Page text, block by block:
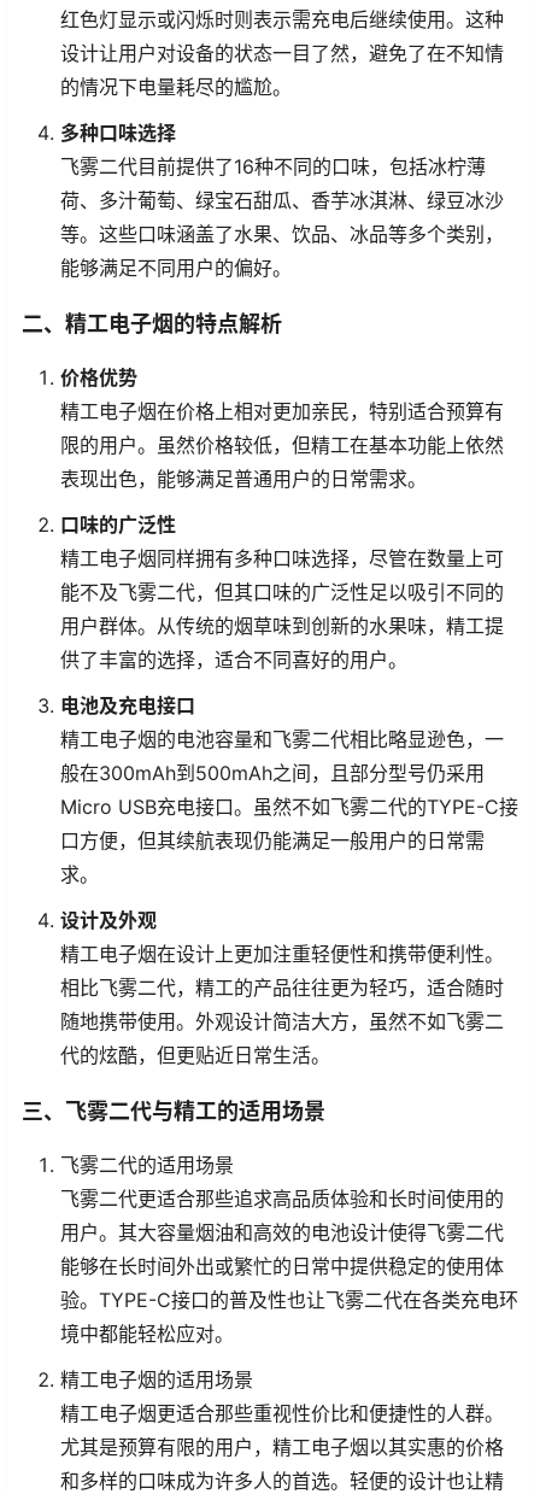
红色灯显示或闪烁时则表示需充电后继续使用。这种
设计让用户对设备的状态一目了然，避免了在不知情
的情况下电量耗尽的尴尬。
多种口味选择
飞雾二代目前提供了16种不同的口味，包括冰柠薄
荷、多汁葡萄、绿宝石甜瓜、香芋冰淇淋、绿豆冰沙
等。这些口味涵盖了水果、饮品、冰品等多个类别，
能够满足不同用户的偏好。
二、精工电子烟的特点解析
价格优势
精工电子烟在价格上相对更加亲民，特别适合预算有
限的用户。虽然价格较低，但精工在基本功能上依然
表现出色，能够满足普通用户的日常需求。
口味的广泛性
精工电子烟同样拥有多种口味选择，尽管在数量上可
能不及飞雾二代，但其口味的广泛性足以吸引不同的
用户群体。从传统的烟草味到创新的水果味，精工提
供了丰富的选择，适合不同喜好的用户。
电池及充电接口
精工电子烟的电池容量和飞雾二代相比略显逊色，一
般在300mAh到500mAh之间，且部分型号仍采用
Micro USB充电接口。虽然不如飞雾二代的TYPE-C接
口方便，但其续航表现仍能满足一般用户的日常需
求。
设计及外观
精工电子烟在设计上更加注重轻便性和携带便利性。
相比飞雾二代，精工的产品往往更为轻巧，适合随时
随地携带使用。外观设计简洁大方，虽然不如飞雾二
代的炫酷，但更贴近日常生活。
三、飞雾二代与精工的适用场景
飞雾二代的适用场景
飞雾二代更适合那些追求高品质体验和长时间使用的
用户。其大容量烟油和高效的电池设计使得飞雾二代
能够在长时间外出或繁忙的日常中提供稳定的使用体
验。TYPE-C接口的普及性也让飞雾二代在各类充电环
境中都能轻松应对。
精工电子烟的适用场景
精工电子烟更适合那些重视性价比和便捷性的人群。
尤其是预算有限的用户，精工电子烟以其实惠的价格
和多样的口味成为许多人的首选。轻便的设计也让精